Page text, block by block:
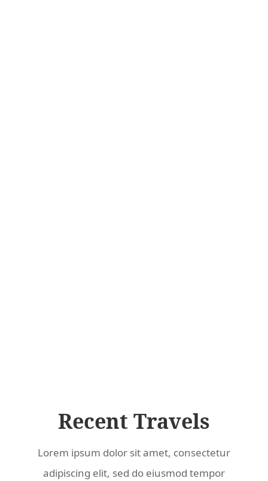
Recent Travels
Lorem ipsum dolor sit amet, consectetur
adipiscing elit, sed do eiusmod tempor